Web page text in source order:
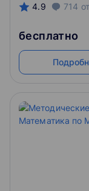
4.9 714
бесплатно